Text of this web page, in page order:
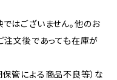
はございません。他のお
注文後であっても在庫が
管による商品不良等）な